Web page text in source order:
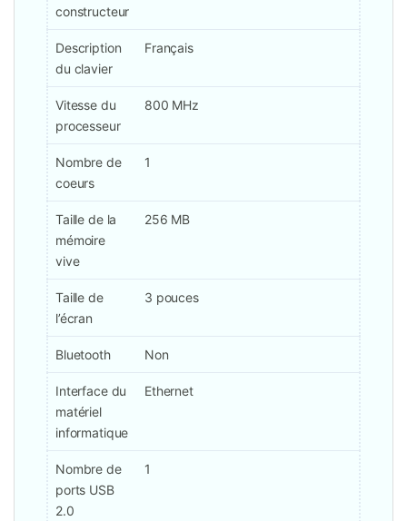
constructeur
Description
du clavier
Français
Vitesse du
processeur
800 MHz
Nombre de
coeurs
1
Taille de la
mémoire
vive
256 MB
Taille de
l’écran
3 pouces
Bluetooth Non
Interface du
matériel
informatique
Ethernet
Nombre de
ports USB
2.0
1